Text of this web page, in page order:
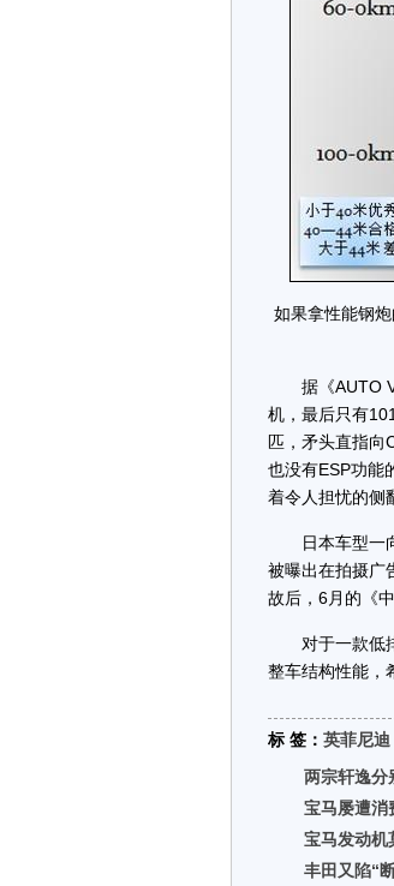
如果拿性能钢
据《AUTO V
机，最后只有
匹，矛头直指向
也没有ESP功能
着令人担忧的侧
日本车型一向
被曝出在拍摄广
故后，6月的《
对于一款低排
整车结构性能，
标 签： 英菲尼迪
两宗轩逸分
宝马屡遭消
宝马发动机
丰田又陷“